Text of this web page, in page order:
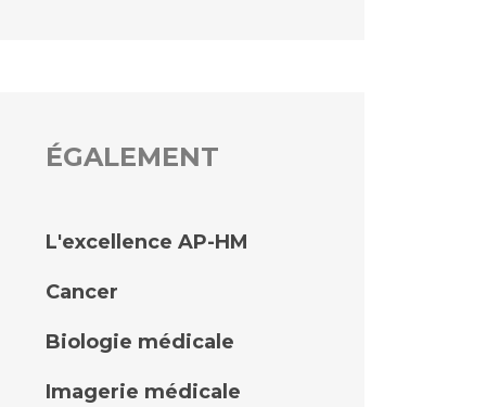
ÉGALEMENT
L'excellence AP-HM
Cancer
Biologie médicale
Imagerie médicale